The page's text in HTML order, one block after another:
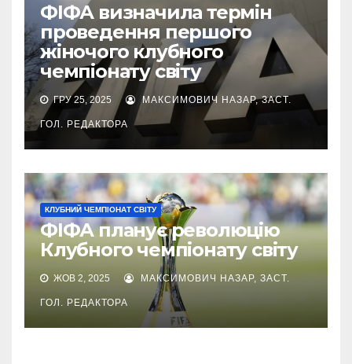
ФІФА визначила термін
проведення першого
жіночого клубного
чемпіонату світу
ГРУ 25, 2025 МАКСИМОВИЧ НАЗАР, ЗАСТ.
ГОЛ. РЕДАКТОРА
КЛУБНИЙ ЧЕМПІОНАТ СВІТУ
ФІФА планує революцію
Клубного чемпіонату світу
ЖОВ 2, 2025 МАКСИМОВИЧ НАЗАР, ЗАСТ.
ГОЛ. РЕДАКТОРА